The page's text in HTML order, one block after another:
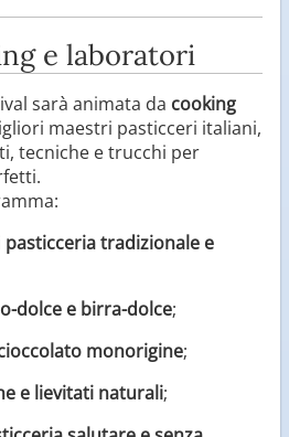
e laboratori
sarà animata da cooking
maestri pasticceri italiani,
tecniche e trucchi per
pasticceria tradizionale e
dolce e birra-dolce;
monorigine;
e lievitati naturali;